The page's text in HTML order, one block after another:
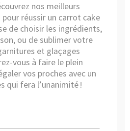
nos meilleurs
réussir un carrot cake
de choisir les ingrédients,
ou de sublimer votre
et glaçages
vous à faire le plein
vos proches avec un
qui fera l’unanimité !